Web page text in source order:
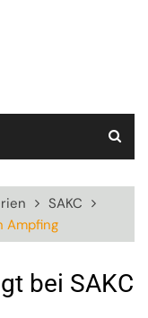
SAKC
Ampfing
bei SAKC